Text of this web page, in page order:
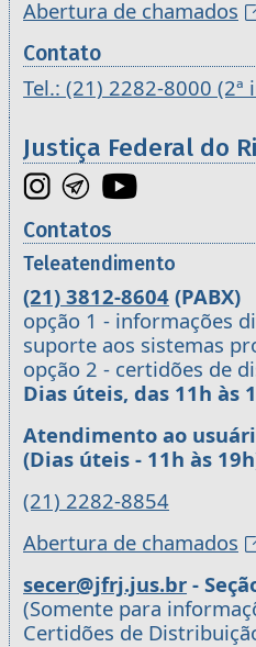
Abertura de chamados
Contato
Tel.: (21) 2282-8000 (2ª
Justiça Federal do
Contatos
Teleatendimento
(21) 3812-8604 (PABX)
opção 1 - informações
suporte aos sistemas
opção 2 - certidões de
Dias úteis, das 11h às
Atendimento ao
(Dias úteis - 11h às
(21) 2282-8854
Abertura de chamados
secer@jfrj.jus.br -
(Somente para
Certidões de